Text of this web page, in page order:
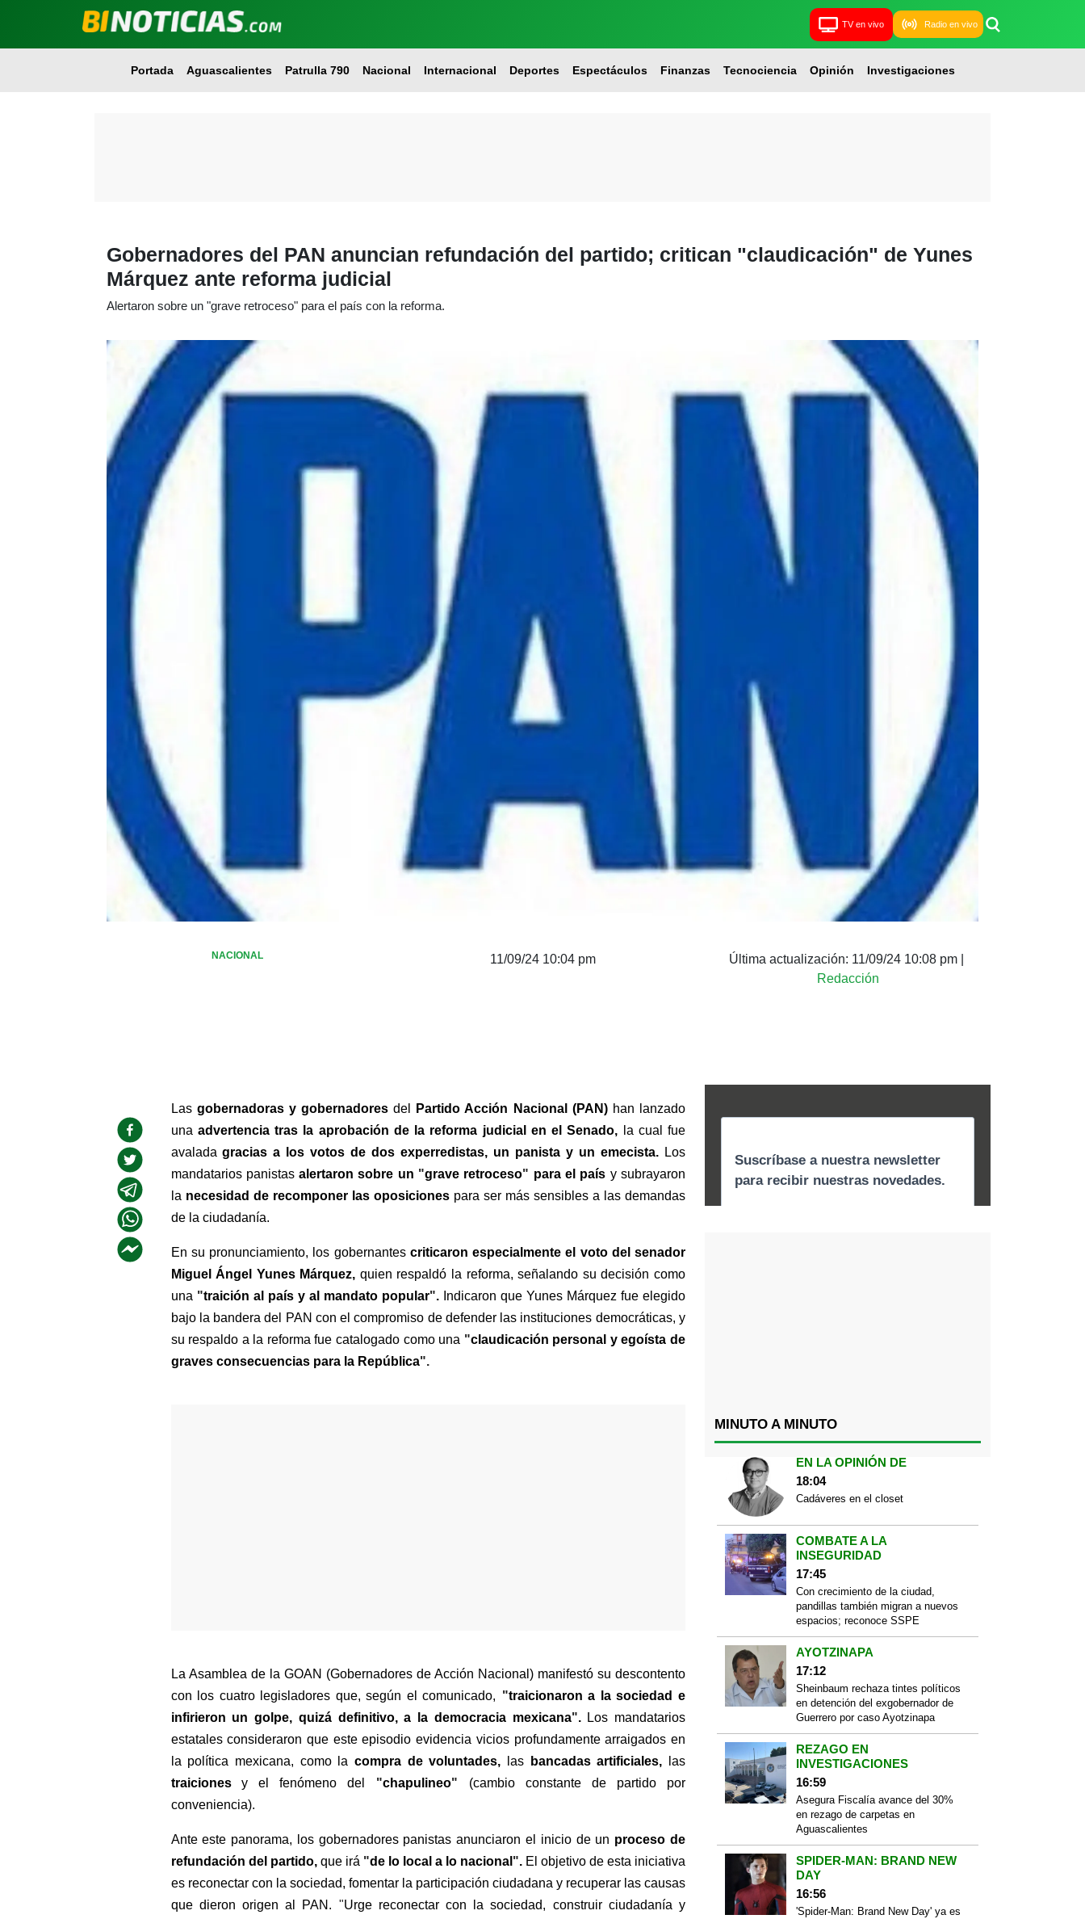
TV en vivo Radio en vivo
Portada Aguascalientes Patrulla 790 Nacional Internacional Deportes Espectáculos Finanzas Tecnociencia Opinión Investigaciones
Gobernadores del PAN anuncian refundación del partido; critican "claudicación" de Yunes
Márquez ante reforma judicial
Alertaron sobre un "grave retroceso" para el país con la reforma.
NACIONAL 11/09/24 10:04 pm Última actualización: 11/09/24 10:08 pm|
Redacción
Las gobernadoras y gobernadores del Partido Acción Nacional (PAN) han lanzado
una advertencia tras la aprobación de la reforma judicial en el Senado,
la cual fue
avalada gracias a los votos de dos experredistas, un panista y un emecista. Los
mandatarios panistas alertaron sobre un "grave retroceso" para el país y subrayaron
la necesidad de recomponer las oposiciones para ser más sensibles a las demandas
de la ciudadanía.
En su pronunciamiento, los gobernantes criticaron especialmente el voto del senador
Miguel Ángel Yunes Márquez, quien respaldó la reforma, señalando su decisión como
una "traición al país y al mandato popular". Indicaron que Yunes Márquez fue elegido
bajo la bandera del PAN con el compromiso de defender las instituciones democráticas, y
su respaldo a la reforma fue catalogado como una "claudicación personal y egoísta de
graves consecuencias para la República".
La Asamblea de la GOAN (Gobernadores de Acción Nacional) manifestó su descontento
con los cuatro legisladores que, según el comunicado, "traicionaron a la sociedad e
infirieron un golpe, quizá definitivo, a la democracia mexicana". Los mandatarios
estatales consideraron que este episodio evidencia vicios profundamente arraigados en
la política mexicana, como la compra de voluntades, las bancadas artificiales,
traiciones y el fenómeno del "chapulineo"
(cambio constante de partido por
conveniencia).
Ante este panorama, los gobernadores panistas anunciaron el inicio de un proceso de
refundación del partido, que irá "de lo local a lo nacional ". El objetivo de esta iniciativa
es reconectar con la sociedad, fomentar la participación ciudadana y recuperar las causas
que dieron origen al PAN. "Urge reconectar con la sociedad, construir ciudadanía y
MINUTO A MINUTO
EN LA OPINIÓN DE
18:04
Cadáveres en el closet
COMBATE A LA
INSEGURIDAD
17:45
Con crecimiento de la ciudad,
pandillas también migran a nuevos
espacios; reconoce SSPE
AYOTZINAPA
17:12
Sheinbaum rechaza tintes políticos
en detención del exgobernador de
Guerrero por caso Ayotzinapa
REZAGO EN
INVESTIGACIONES
16:59
Asegura Fiscalía avance del 30%
en rezago de carpetas en
Aguascalientes
SPIDER-MAN: BRAND NEW
DAY
16:56
'Spider-Man: Brand New Day' ya es